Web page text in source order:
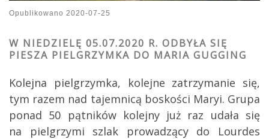
Opublikowano 2020-07-25
W NIEDZIELĘ 05.07.2020 R. ODBYŁA SIĘ
PIESZA PIELGRZYMKA DO MARIA GUGGING
Kolejna pielgrzymka, kolejne zatrzymanie się,
tym razem nad tajemnicą boskości Maryi. Grupa
ponad 50 pątników kolejny już raz udała się
na pielgrzymi szlak prowadzący do Lourdes